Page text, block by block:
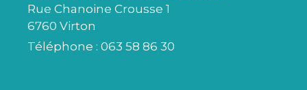
Rue Chanoine Crousse 1
6760 Virton
Téléphone : 063 58 86 30